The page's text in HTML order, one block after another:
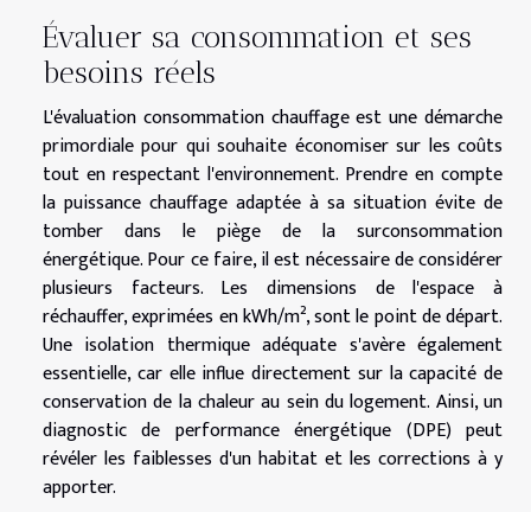
Évaluer sa consommation et ses
besoins réels
L'évaluation consommation chauffage est une démarche
primordiale pour qui souhaite économiser sur les coûts
tout en respectant l'environnement. Prendre en compte
la puissance chauffage adaptée à sa situation évite de
tomber dans le piège de la surconsommation
énergétique. Pour ce faire, il est nécessaire de considérer
plusieurs facteurs. Les dimensions de l'espace à
réchauffer, exprimées en kWh/m², sont le point de départ.
Une isolation thermique adéquate s'avère également
essentielle, car elle influe directement sur la capacité de
conservation de la chaleur au sein du logement. Ainsi, un
diagnostic de performance énergétique (DPE) peut
révéler les faiblesses d'un habitat et les corrections à y
apporter.